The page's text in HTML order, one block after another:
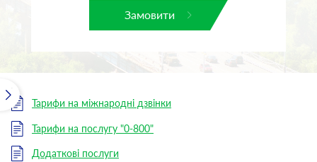
Замовити
Тарифи на міжнародні дзвінки
Тарифи на послугу "0-800"
Додаткові послуги